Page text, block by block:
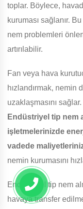
toplar. Böylece,
kuruması sağlanır.
nem problemleri
artırılabilir.
Fan veya hava
hızlandırmak, nemin
uzaklaşmasını sağlar.
Endüstriyel tip nem
işletmelerinizde
vadede
nemin kurumasını
Endüstriyel tip nem
havaya transfer